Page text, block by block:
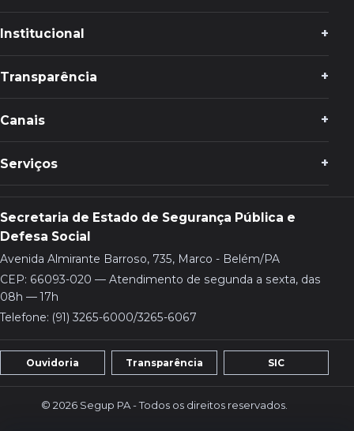
Institucional
Transparência
Canais
Serviços
Secretaria de Estado de Segurança Pública e
Defesa Social
Avenida Almirante Barroso, 735, Marco - Belém/PA
CEP: 66093-020 — Atendimento de segunda a sexta, das
08h — 17h
Telefone: (91) 3265-6000/3265-6067
Ouvidoria Transparência SIC
© 2026 Segup PA - Todos os direitos reservados.